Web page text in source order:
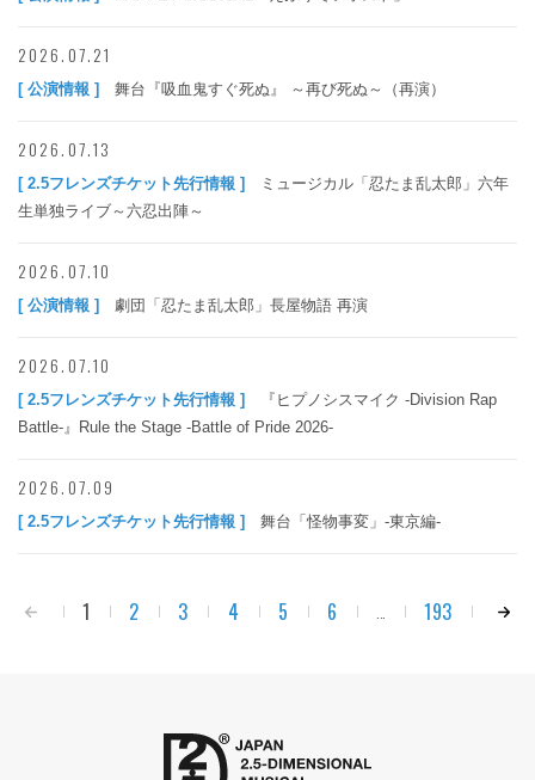
2026.07.21
[ 公演情報 ] 舞台『吸血鬼すぐ死ぬ』 ～再び死ぬ～（再演）
2026.07.13
[ 2.5フレンズチケット先行情報 ]
ミュージカル「忍たま乱太郎」六年
生単独ライブ～六忍出陣～
2026.07.10
[ 公演情報 ] 劇団「忍たま乱太郎」長屋物語 再演
2026.07.10
[ 2.5フレンズチケット先行情報 ]
『ヒプノシスマイク -Division Rap
Battle-』Rule the Stage -Battle of Pride 2026-
2026.07.09
[ 2.5フレンズチケット先行情報 ] 舞台「怪物事変」-東京編-
1 2 3 4 5 6 ... 193